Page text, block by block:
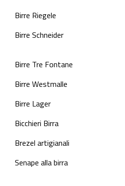
Birre Riegele
Birre Schneider
Birre Tre Fontane
Birre Westmalle
Birre Lager
Bicchieri Birra
Brezel artigianali
Senape alla birra